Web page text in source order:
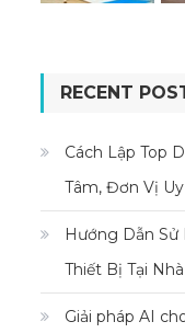
RECENT
Cách Lập Top
Tâm, Đơn Vị Uy
Hướng Dẫn Sử
Thiết Bị Tại Nhà
Giải pháp AI